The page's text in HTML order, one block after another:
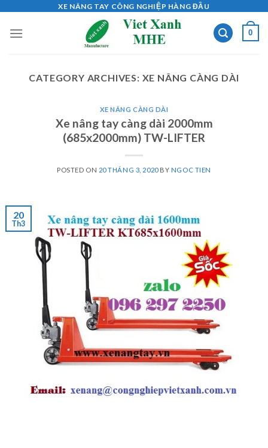
content
XE NÂNG TAY CÔNG NGHIỆP HÀNG ĐẦU
0
CATEGORY ARCHIVES: XE NÂNG CÀNG DÀI
XE NÂNG CÀNG DÀI
Xe nâng tay càng dài 2000mm
(685x2000mm) TW-LIFTER
POSTED ON 20 THÁNG 3, 2020BY NGOC TIEN
20
Th3